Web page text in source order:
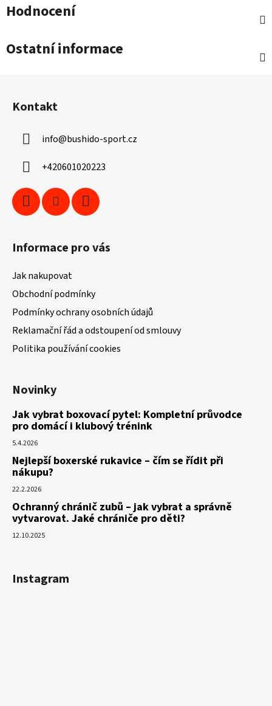
Hodnocení
Ostatní informace
Kontakt
info@bushido-sport.cz
+420601020223
Informace pro vás
Jak nakupovat
Obchodní podmínky
Podmínky ochrany osobních údajů
Reklamační řád a odstoupení od smlouvy
Politika používání cookies
Novinky
Jak vybrat boxovací pytel: Kompletní průvodce
pro domácí i klubový trénink
5.4.2026
Nejlepší boxerské rukavice – čím se řídit při
nákupu?
22.2.2026
Ochranný chránič zubů – jak vybrat a správně
vytvarovat. Jaké chrániče pro děti?
12.10.2025
Instagram